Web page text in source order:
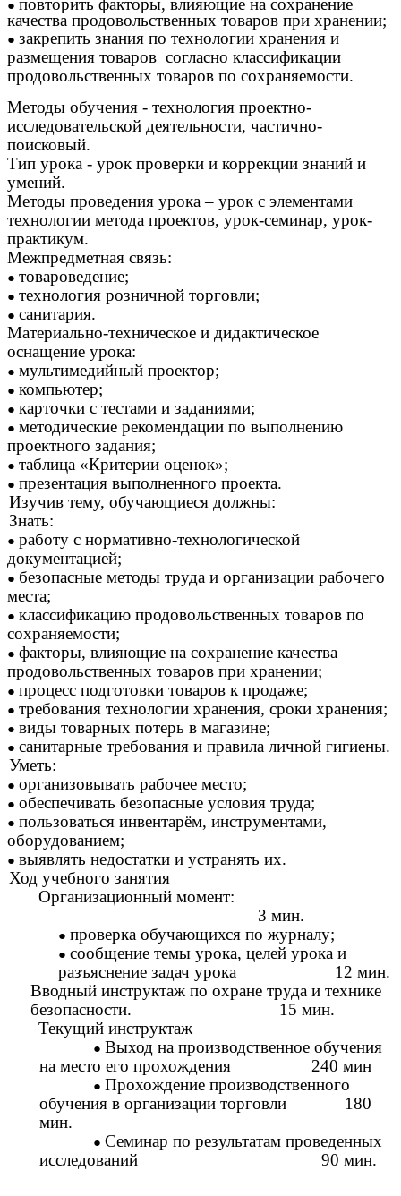
повторить факторы, влияющие на сохранение
качества продовольственных товаров при хранении;
закрепить знания по технологии хранения и
размещения товаров согласно классификации
продовольственных товаров по сохраняемости.
Методы обучения - технология проектно-
исследовательской деятельности, частично-
поисковый.
Тип урока - урок проверки и коррекции знаний и
умений.
Методы проведения урока – урок с элементами
технологии метода проектов, урок-семинар, урок-
практикум.
Межпредметная связь:
товароведение;
технология розничной торговли;
санитария.
Материально-техническое и дидактическое
оснащение урока:
мультимедийный проектор;
компьютер;
карточки с тестами и заданиями;
методические рекомендации по выполнению
проектного задания;
таблица «Критерии оценок»;
презентация выполненного проекта.
Изучив тему, обучающиеся должны:
Знать:
работу с нормативно-технологической
документацией;
безопасные методы труда и организации рабочего
места;
классификацию продовольственных товаров по
сохраняемости;
факторы, влияющие на сохранение качества
продовольственных товаров при хранении;
процесс подготовки товаров к продаже;
требования технологии хранения, сроки хранения;
виды товарных потерь в магазине;
санитарные требования и правила личной гигиены.
Уметь:
организовывать рабочее место;
обеспечивать безопасные условия труда;
пользоваться инвентарём, инструментами,
оборудованием;
выявлять недостатки и устранять их.
Ход учебного занятия
Организационный момент:
3 мин.
проверка обучающихся по журналу;
сообщение темы урока, целей урока и
разъяснение задач урока 12 мин.
Вводный инструктаж по охране труда и технике
безопасности. 15 мин.
Текущий инструктаж
Выход на производственное обучения
на место его прохождения 240 мин
Прохождение производственного
обучения в организации торговли 180
мин.
Семинар по результатам проведенных
исследований 90 мин.